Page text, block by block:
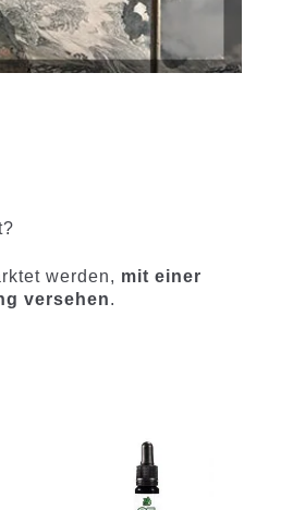
werden, mit einer
versehen.